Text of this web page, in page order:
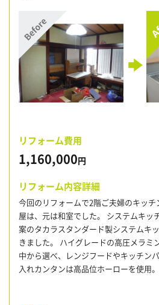
リフォーム費用
1,160,000円
リフォーム内容詳細
今回のリフォームで2階ご夫婦のキッ
屋は、元は和室でした。 システムキッ
案のタカラスタンダード製システムキ
きました。 ハイグレードの高圧メラミ
中から選べ、レンジフードやキッチン
入れカンタンは高品位ホーローを使用。